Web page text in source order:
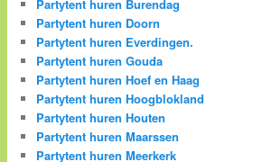
Partytent huren Burendag
Partytent huren Doorn
Partytent huren Everdingen.
Partytent huren Gouda
Partytent huren Hoef en Haag
Partytent huren Hoogblokland
Partytent huren Houten
Partytent huren Maarssen
Partytent huren Meerkerk